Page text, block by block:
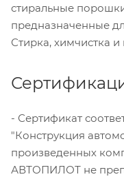
стиральные
предназначенные
Стирка, химчистка
- Сертификат
"Конструкция
произведенных
АВТОПИЛОТ не